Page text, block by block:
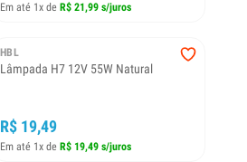
Em até 1x de R$ 21,99 s/juros
HBL
Lâmpada H7 12V 55W Natural
R$ 19,49
Em até 1x de R$ 19,49 s/juros